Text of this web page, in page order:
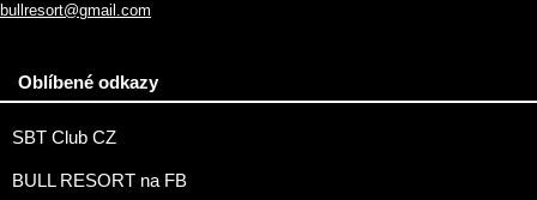
bullresort@gmail.com
Oblíbené odkazy
SBT Club CZ
BULL RESORT na FB